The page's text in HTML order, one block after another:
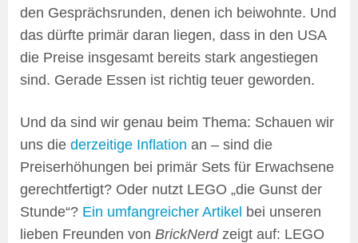
den Gesprächsrunden, denen ich beiwohnte. Und
das dürfte primär daran liegen, dass in den USA
die Preise insgesamt bereits stark angestiegen
sind. Gerade Essen ist richtig teuer geworden.
Und da sind wir genau beim Thema: Schauen wir
uns die derzeitige Inflation an – sind die
Preiserhöhungen bei primär Sets für Erwachsene
gerechtfertigt? Oder nutzt LEGO „die Gunst der
Stunde“? Ein umfangreicher Artikel bei unseren
lieben Freunden von BrickNerdzeigt auf: LEGO